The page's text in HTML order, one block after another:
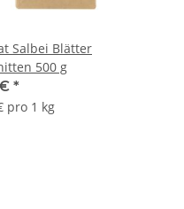
Salbei Blätter
500 g
*
pro 1 kg